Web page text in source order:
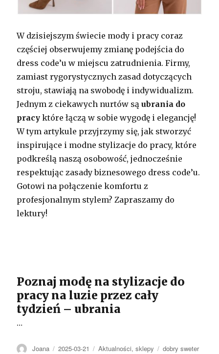
W dzisiejszym świecie mody i pracy coraz
częściej obserwujemy zmianę podejścia do
dress code’u w miejscu zatrudnienia. Firmy,
zamiast rygorystycznych zasad dotyczących
stroju, stawiają na swobodę i indywidualizm.
Jednym z ciekawych nurtów sąubrania do
pracy które łączą w sobie wygodę i elegancję!
W tym artykule przyjrzymy się, jak stworzyć
inspirujące i modne stylizacje do pracy, które
podkreślą naszą osobowość, jednocześnie
respektując zasady biznesowego dress code’u.
Gotowi na połączenie komfortu z
profesjonalnym stylem? Zapraszamy do
lektury!
Poznaj modę na stylizacje do
pracy na luzie przez cały
tydzień – ubrania
…
Autor
Joana Opublikowano
2025-03-21 Kategorie
Aktualności,sklepy Tagi
dobry sweter